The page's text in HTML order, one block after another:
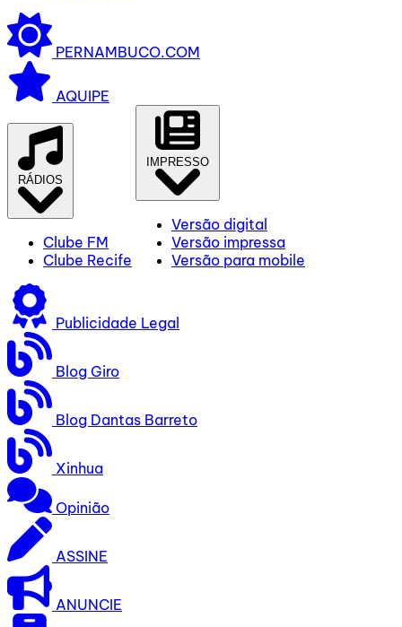
PERNAMBUCO.COM
AQUIPE
RÁDIOS
Clube FM
Clube Recife
IMPRESSO
Versão digital
Versão impressa
Versão para mobile
Publicidade Legal
Blog Giro
Blog Dantas Barreto
Xinhua
Opinião
ASSINE
ANUNCIE